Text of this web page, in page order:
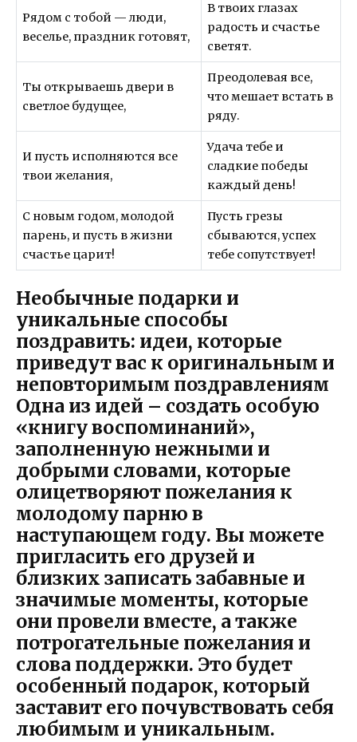
Рядом с тобой — люди,
веселье, праздник готовят,
В твоих глазах
радость и счастье
светят.
Ты открываешь двери в
светлое будущее,
Преодолевая все,
что мешает встать в
ряду.
И пусть исполняются все
твои желания,
Удача тебе и
сладкие победы
каждый день!
С новым годом, молодой
парень, и пусть в жизни
счастье царит!
Пусть грезы
сбываются, успех
тебе сопутствует!
Необычные подарки и
уникальные способы
поздравить: идеи, которые
приведут вас к оригинальным и
неповторимым поздравлениям
Одна из идей – создать особую
«книгу воспоминаний»,
заполненную нежными и
добрыми словами, которые
олицетворяют пожелания к
молодому парню в
наступающем году. Вы можете
пригласить его друзей и
близких записать забавные и
значимые моменты, которые
они провели вместе, а также
потрогательные пожелания и
слова поддержки. Это будет
особенный подарок, который
заставит его почувствовать себя
любимым и уникальным.